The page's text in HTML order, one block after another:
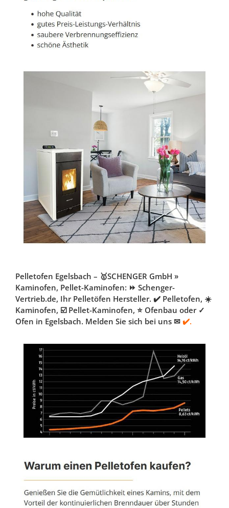
Pelletofen Egelsbach – 🥇SCHENGER GmbH »
Kaminofen, Pellet-Kaminofen: ⏩ Schenger-
Vertrieb.de, Ihr Pelletöfen Hersteller. ✔️ Pelletofen, ☀️
Kaminofen, ☑️ Pellet-Kaminofen, ⭐ Ofenbau oder ✓
Ofen in Egelsbach. Melden Sie sich bei uns ✉ ✔️.